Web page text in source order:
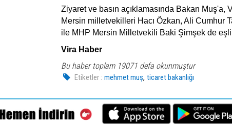
Ziyaret ve basın açıklamasında Bakan Muş'a,
Mersin milletvekilleri Hacı Özkan, Ali Cumhur
ile MHP Mersin Milletvekili Baki Şimşek de
Vira Haber
Bu haber toplam 19071 defa okunmuştur
Etiketler : mehmet muş,ticaret bakanlığı